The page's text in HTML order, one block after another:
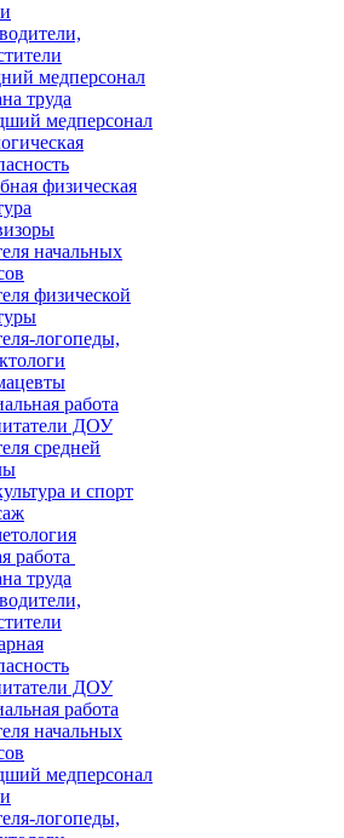
медперсонал
труда
медперсонал
физическая
начальных
физической
логопеды,
работа
ДОУ
средней
и спорт
работа
труда
ДОУ
работа
начальных
медперсонал
логопеды,